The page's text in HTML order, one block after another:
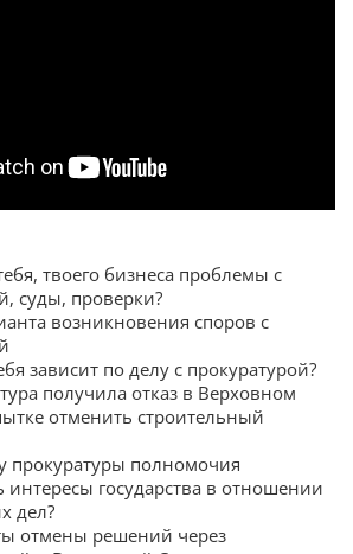
твоего бизнеса проблемы с
суды, проверки?
возникновения споров с
зависит по делу с прокуратурой?
получила отказ в Верховном
отменить строительный
прокуратуры полномочия
интересы государства в отношении
дел?
отмены решений через